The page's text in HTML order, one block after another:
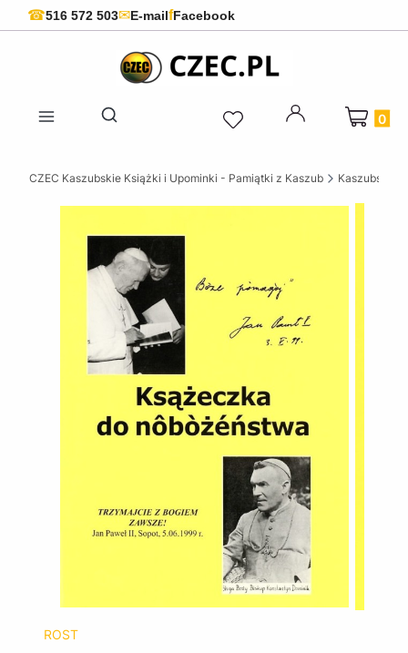
☎516 572 503✉E-mailfFacebook
Otwórz wyszukiwarkę
Produkty
CZEC Kaszubskie Książki i Upominki - Pamiątki z Kaszub Kaszubskie
ROST